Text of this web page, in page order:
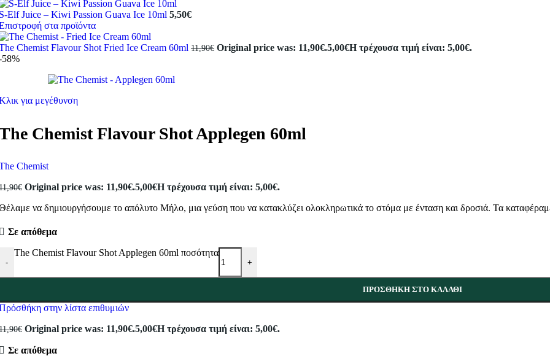
Elf Juice – Kiwi Passion Guava Ice 10ml 5,50€
στα προϊόντα
Chemist Flavour Shot Fried Ice Cream 60ml 11,90€ Original price was: 11,90€.5,00€Η τρέχουσα τιμή είναι: 5,00€.
58%
για μεγέθυνση
Chemist Flavour Shot Applegen 60ml
Chemist
€ Original price was: 11,90€.5,00€Η τρέχουσα τιμή είναι: 5,00€.
να δημιουργήσουμε το απόλυτο Μήλο, μια γεύση που να κατακλύζει ολοκληρωτικά το στόμα με ένταση και δροσιά. Τα
Σε απόθεμα
-
The Chemist Flavour Shot Applegen 60ml ποσότητα
+
ΠΡΟΣΘΉΚΗ ΣΤΟ ΚΑΛΆΘΙ
στην λίστα επιθυμιών
€ Original price was: 11,90€.5,00€Η τρέχουσα τιμή είναι: 5,00€.
Σε απόθεμα